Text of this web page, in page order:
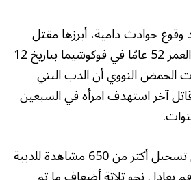
وقوع حوادث دامية، أبرزها مقتل
موزّع صحف يبلغ من العمر 52 عامًا في فوكوشيما بتاريخ 12
الحمض النووي أن الدب البني
آخر استهدف امرأة في السبعين
وفي محافظة أكيتا، تم تسجيل أكثر من 650 مشاهدة للدببة